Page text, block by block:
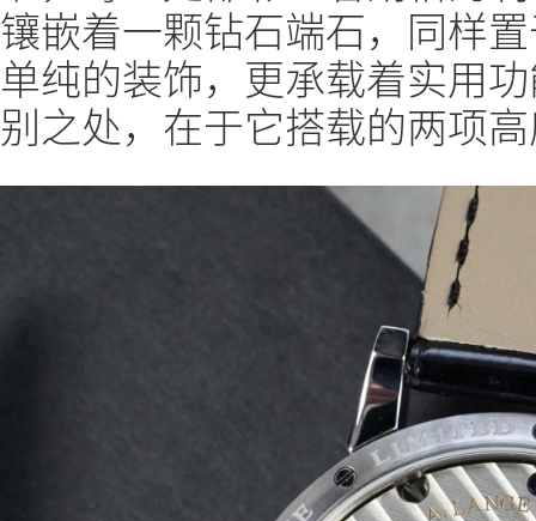
镶嵌着一颗钻石端石，同样
单纯的装饰，更承载着实用
别之处，在于它搭载的两项